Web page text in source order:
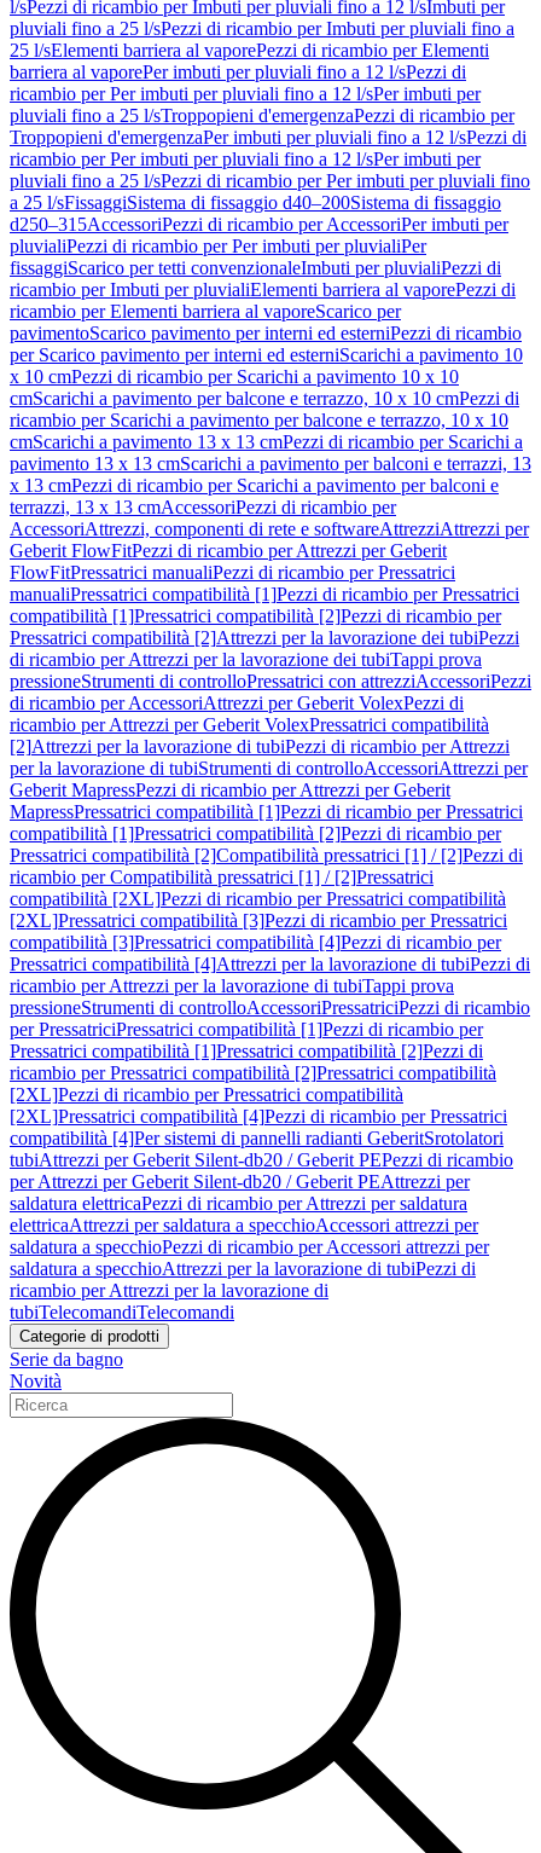
l/sPezzi di ricambio per Imbuti per pluviali fino a 12 l/sImbuti per
pluviali fino a 25 l/sPezzi di ricambio per Imbuti per pluviali fino a
25 l/sElementi barriera al vaporePezzi di ricambio per Elementi
barriera al vaporePer imbuti per pluviali fino a 12 l/sPezzi di
ricambio per Per imbuti per pluviali fino a 12 l/sPer imbuti per
pluviali fino a 25 l/sTroppopieni d'emergenzaPezzi di ricambio per
Troppopieni d'emergenzaPer imbuti per pluviali fino a 12 l/sPezzi di
ricambio per Per imbuti per pluviali fino a 12 l/sPer imbuti per
pluviali fino a 25 l/sPezzi di ricambio per Per imbuti per pluviali fino
a 25 l/sFissaggiSistema di fissaggio d40–200Sistema di fissaggio
d250–315AccessoriPezzi di ricambio per AccessoriPer imbuti per
pluvialiPezzi di ricambio per Per imbuti per pluvialiPer
fissaggiScarico per tetti convenzionaleImbuti per pluvialiPezzi di
ricambio per Imbuti per pluvialiElementi barriera al vaporePezzi di
ricambio per Elementi barriera al vaporeScarico per
pavimentoScarico pavimento per interni ed esterniPezzi di ricambio
per Scarico pavimento per interni ed esterniScarichi a pavimento 10
x 10 cmPezzi di ricambio per Scarichi a pavimento 10 x 10
cmScarichi a pavimento per balcone e terrazzo, 10 x 10 cmPezzi di
ricambio per Scarichi a pavimento per balcone e terrazzo, 10 x 10
cmScarichi a pavimento 13 x 13 cmPezzi di ricambio per Scarichi a
pavimento 13 x 13 cmScarichi a pavimento per balconi e terrazzi, 13
x 13 cmPezzi di ricambio per Scarichi a pavimento per balconi e
terrazzi, 13 x 13 cmAccessoriPezzi di ricambio per
AccessoriAttrezzi, componenti di rete e softwareAttrezziAttrezzi per
Geberit FlowFitPezzi di ricambio per Attrezzi per Geberit
FlowFitPressatrici manualiPezzi di ricambio per Pressatrici
manualiPressatrici compatibilità [1]Pezzi di ricambio per Pressatrici
compatibilità [1]Pressatrici compatibilità [2]Pezzi di ricambio per
Pressatrici compatibilità [2]Attrezzi per la lavorazione dei tubiPezzi
di ricambio per Attrezzi per la lavorazione dei tubiTappi prova
pressioneStrumenti di controlloPressatrici con attrezziAccessoriPezzi
di ricambio per AccessoriAttrezzi per Geberit VolexPezzi di
ricambio per Attrezzi per Geberit VolexPressatrici compatibilità
[2]Attrezzi per la lavorazione di tubiPezzi di ricambio per Attrezzi
per la lavorazione di tubiStrumenti di controlloAccessoriAttrezzi per
Geberit MapressPezzi di ricambio per Attrezzi per Geberit
MapressPressatrici compatibilità [1]Pezzi di ricambio per Pressatrici
compatibilità [1]Pressatrici compatibilità [2]Pezzi di ricambio per
Pressatrici compatibilità [2]Compatibilità pressatrici [1] / [2]Pezzi di
ricambio per Compatibilità pressatrici [1] / [2]Pressatrici
compatibilità [2XL]Pezzi di ricambio per Pressatrici compatibilità
[2XL]Pressatrici compatibilità [3]Pezzi di ricambio per Pressatrici
compatibilità [3]Pressatrici compatibilità [4]Pezzi di ricambio per
Pressatrici compatibilità [4]Attrezzi per la lavorazione di tubiPezzi di
ricambio per Attrezzi per la lavorazione di tubiTappi prova
pressioneStrumenti di controlloAccessoriPressatriciPezzi di ricambio
per PressatriciPressatrici compatibilità [1]Pezzi di ricambio per
Pressatrici compatibilità [1]Pressatrici compatibilità [2]Pezzi di
ricambio per Pressatrici compatibilità [2]Pressatrici compatibilità
[2XL]Pezzi di ricambio per Pressatrici compatibilità
[2XL]Pressatrici compatibilità [4]Pezzi di ricambio per Pressatrici
compatibilità [4]Per sistemi di pannelli radianti GeberitSrotolatori
tubiAttrezzi per Geberit Silent-db20 / Geberit PEPezzi di ricambio
per Attrezzi per Geberit Silent-db20 / Geberit PEAttrezzi per
saldatura elettricaPezzi di ricambio per Attrezzi per saldatura
elettricaAttrezzi per saldatura a specchioAccessori attrezzi per
saldatura a specchioPezzi di ricambio per Accessori attrezzi per
saldatura a specchioAttrezzi per la lavorazione di tubiPezzi di
ricambio per Attrezzi per la lavorazione di
tubiTelecomandiTelecomandi
Categorie di prodotti
Serie da bagno
Novità